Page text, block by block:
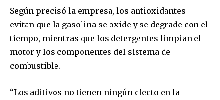
Según precisó la empresa, los antioxidantes
evitan que la gasolina se oxide y se degrade con el
tiempo, mientras que los detergentes limpian el
motor y los componentes del sistema de
combustible.
“Los aditivos no tienen ningún efecto en la